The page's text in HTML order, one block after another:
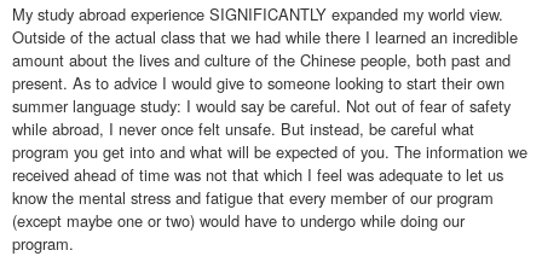
My study abroad experience SIGNIFICANTLY expanded my world view.
Outside of the actual class that we had while there I learned an incredible
amount about the lives and culture of the Chinese people, both past and
present. As to advice I would give to someone looking to start their own
summer language study: I would say be careful. Not out of fear of safety
while abroad, I never once felt unsafe. But instead, be careful what
program you get into and what will be expected of you. The information we
received ahead of time was not that which I feel was adequate to let us
know the mental stress and fatigue that every member of our program
(except maybe one or two) would have to undergo while doing our
program.